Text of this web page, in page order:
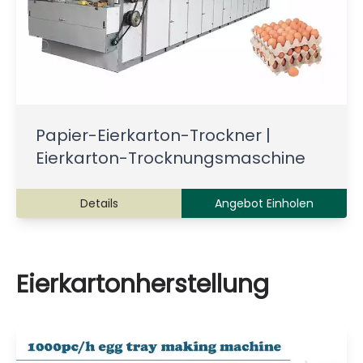
Papier-Eierkarton-Trockner |
Eierkarton-Trocknungsmaschine
Details Angebot Einholen
Eierkartonherstellung